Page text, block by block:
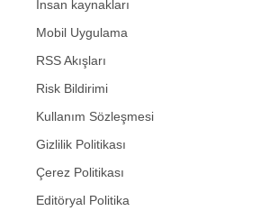
İnsan kaynakları
Mobil Uygulama
RSS Akışları
Risk Bildirimi
Kullanım Sözleşmesi
Gizlilik Politikası
Çerez Politikası
Editöryal Politika